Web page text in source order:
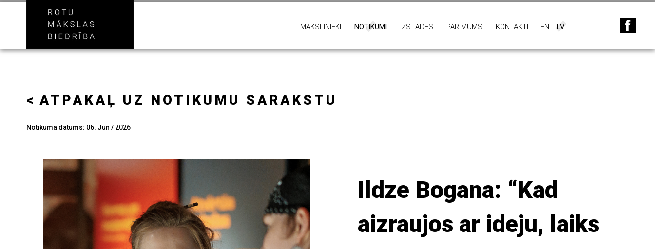
MĀKSLINIEKI NOTIKUMI IZSTĀDES PAR MUMS KONTAKTI EN LV
ATPAKAĻ UZ NOTIKUMU SARAKSTU
Notikuma datums: 06. Jun / 2026
Ildze Bogana: “Kad
aizraujos ar ideju, laiks